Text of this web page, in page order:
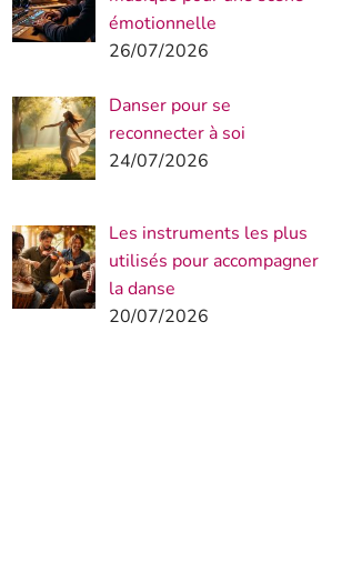
émotionnelle
26/07/2026
Danser pour se
reconnecter à soi
24/07/2026
Les instruments les plus
utilisés pour accompagner
la danse
20/07/2026